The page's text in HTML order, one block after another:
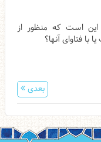
این است که منظور از
با فتاوای آنها؟
بعدی